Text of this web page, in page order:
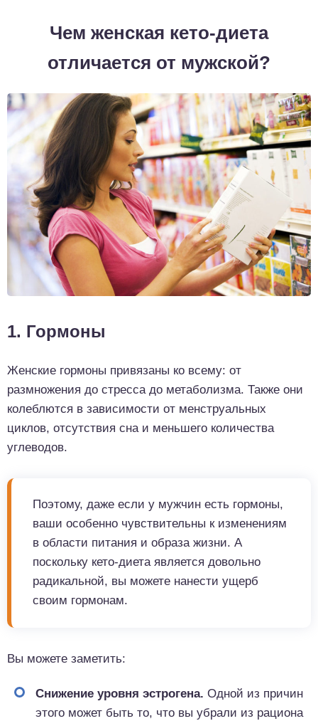
Чем женская кето-диета
отличается от мужской?
1. Гормоны
Женские гормоны привязаны ко всему: от
размножения до стресса до метаболизма. Также они
колеблются в зависимости от менструальных
циклов, отсутствия сна и меньшего количества
углеводов.
Поэтому, даже если у мужчин есть гормоны,
ваши особенно чувствительны к изменениям
в области питания и образа жизни. А
поскольку кето-диета является довольно
радикальной, вы можете нанести ущерб
своим гормонам.
Вы можете заметить:
Снижение уровня эстрогена. Одной из причин
этого может быть то, что вы убрали из рациона